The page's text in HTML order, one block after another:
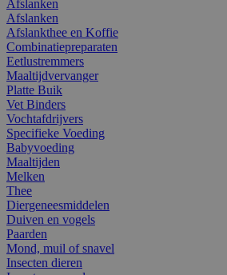
Afslanken
Afslanken
Afslankthee en Koffie
Combinatiepreparaten
Eetlustremmers
Maaltijdvervanger
Platte Buik
Vet Binders
Vochtafdrijvers
Specifieke Voeding
Babyvoeding
Maaltijden
Melken
Thee
Diergeneesmiddelen
Duiven en vogels
Paarden
Mond, muil of snavel
Insecten dieren